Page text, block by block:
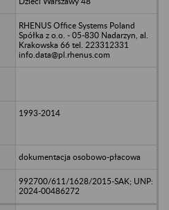
RHENUS Office Systems Poland
Spółka z o.o. - 05-830 Nadarzyn, al.
Krakowska 66 tel. 223312331
info.data@pl.rhenus.com
1993-2014
dokumentacja osobowo-płacowa
992700/611/1628/2015-SAK; UNP:
2024-00486272